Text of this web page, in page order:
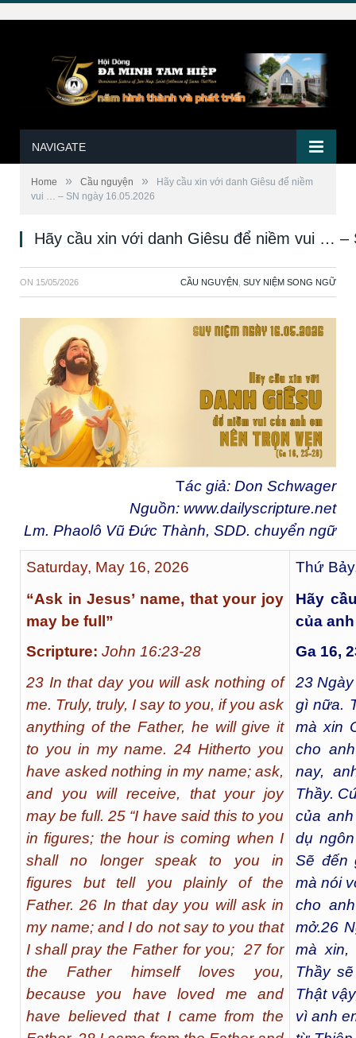
NAVIGATE
Home » Cầu nguyện »
Hãy cầu xin với danh Giêsu để niềm
vui … – SN ngày 16.05.2026
Hãy cầu xin với danh Giêsu để niềm vui … –
ON 15/05/2026 CẦU NGUYỆN SUY NIỆM SONG NGỮ
Tác giả: Don Schwager
Nguồn: www.dailyscripture.net
Lm. Phaolô Vũ Đức Thành, SDD. chuyển ngữ
Saturday, May 16, 2026
“Ask in Jesus’ name, that your joy
may be full”
Scripture: John 16:23-28
23 In that day you will ask nothing of
me. Truly, truly, I say to you, if you ask
anything of the Father, he will give it
to you in my name. 24 Hitherto you
have asked nothing in my name; ask,
and you will receive, that your joy
may be full. 25 “I have said this to you
in figures; the hour is coming when I
shall no longer speak to you in
figures but tell you plainly of the
Father. 26 In that day you will ask in
my name; and I do not say to you that
I shall pray the Father for you; 27 for
the Father himself loves you,
because you have loved me and
have believed that I came from the
Thứ
Hãy
của
Ga 16,
23
gì nữa.
mà xin
cho
nay,
Thầy.
của
dụ
Sẽ đến
mà nói
cho
mở.26
mà xin,
Thầy
Thật
vì anh